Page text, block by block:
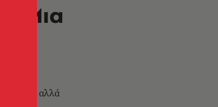
Μια
ζήσαμε, αλλά